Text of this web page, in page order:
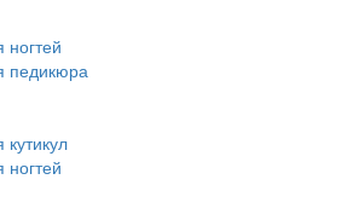
ногтей
педикюра
кутикул
ногтей